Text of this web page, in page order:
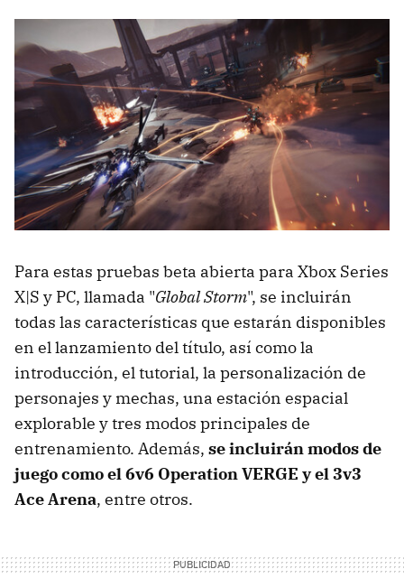
Para estas pruebas beta abierta para Xbox Series
X|S y PC, llamada "Global Storm", se incluirán
todas las características que estarán disponibles
en el lanzamiento del título, así como la
introducción, el tutorial, la personalización de
personajes y mechas, una estación espacial
explorable y tres modos principales de
entrenamiento. Además, se incluirán modos de
juego como el 6v6 Operation VERGE y el 3v3
Ace Arena, entre otros.